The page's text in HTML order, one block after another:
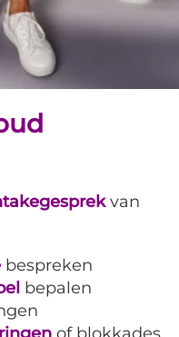
van
bespreken
bepalen
of blokkades